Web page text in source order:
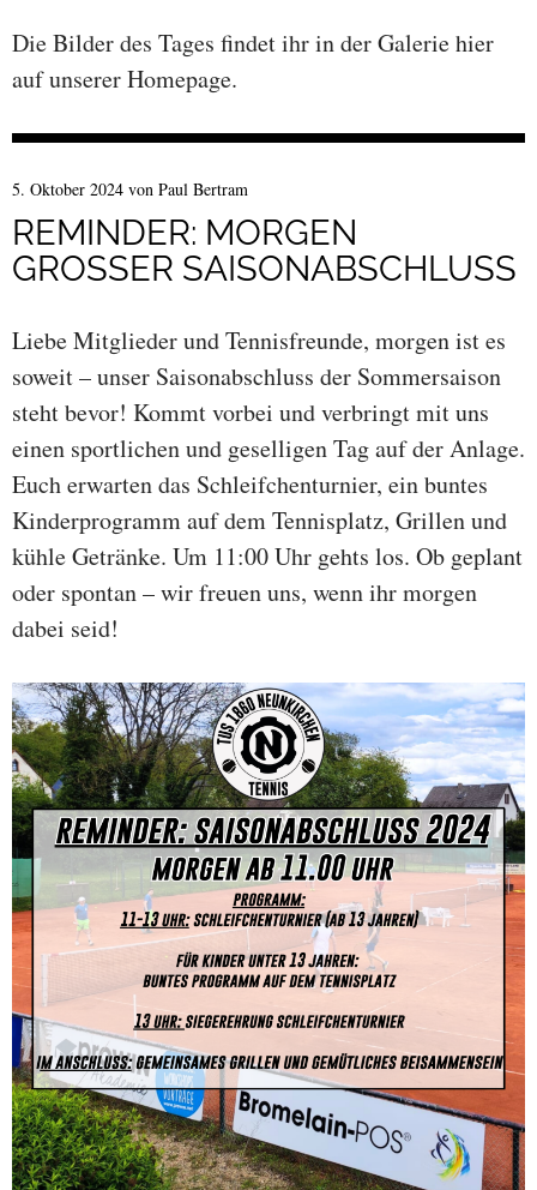
Die Bilder des Tages findet ihr in der Galerie hier
auf unserer Homepage.
5. Oktober 2024 von Paul Bertram
REMINDER: MORGEN
GROSSER SAISONABSCHLUSS
Liebe Mitglieder und Tennisfreunde, morgen ist es
soweit – unser Saisonabschluss der Sommersaison
steht bevor! Kommt vorbei und verbringt mit uns
einen sportlichen und geselligen Tag auf der Anlage.
Euch erwarten das Schleifchenturnier, ein buntes
Kinderprogramm auf dem Tennisplatz, Grillen und
kühle Getränke. Um 11:00 Uhr gehts los. Ob geplant
oder spontan – wir freuen uns, wenn ihr morgen
dabei seid!